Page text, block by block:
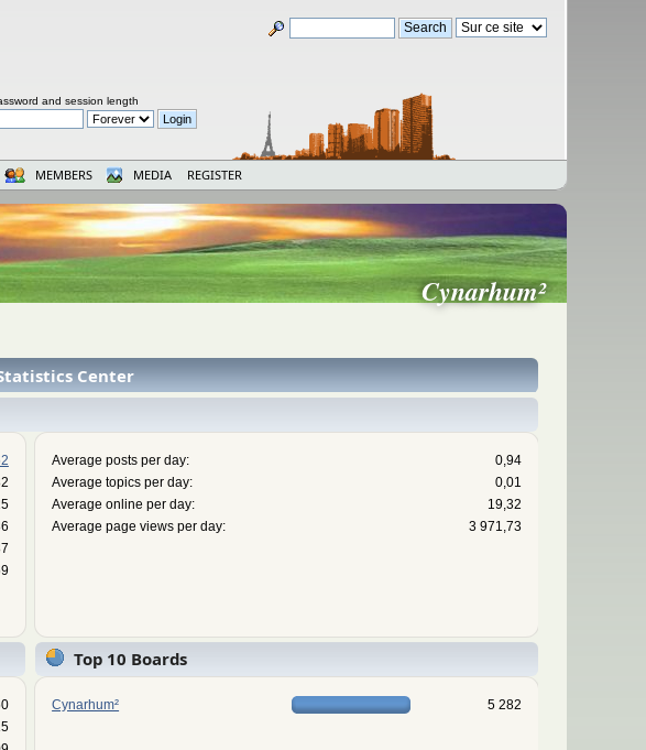
and session length
MEMBERS MEDIA REGISTER
Cynarhum²
Center
Average posts per day:
0,94
Average topics per day:
0,01
Average online per day:
19,32
Average page views per day:
3 971,73
Top 10 Boards
Cynarhum² 5 282